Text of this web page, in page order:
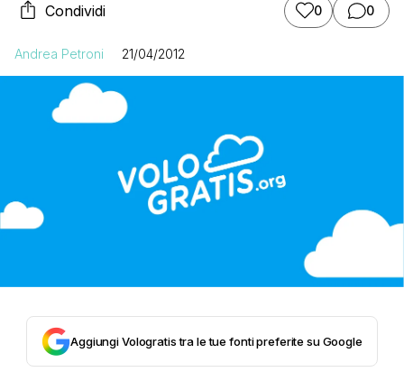
Condividi 0 0
Andrea Petroni 21/04/2012
Aggiungi Vologratis tra le tue fonti preferite su Google